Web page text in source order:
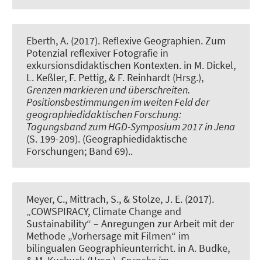
Eberth, A. (2017). Reflexive Geographien. Zum
Potenzial reflexiver Fotografie in
exkursionsdidaktischen Kontexten. in M. Dickel,
L. Keßler, F. Pettig, & F. Reinhardt (Hrsg.),
Grenzen markieren und überschreiten.
Positionsbestimmungen im weiten Feld der
geographiedidaktischen Forschung:
Tagungsband zum HGD-Symposium 2017 in Jena
(S. 199-209). (Geographiedidaktische
Forschungen; Band 69)..
Meyer, C., Mittrach, S., & Stolze, J. E. (2017).
„COWSPIRACY, Climate Change and
Sustainability“ – Anregungen zur Arbeit mit der
Methode „Vorhersage mit Filmen“ im
bilingualen Geographieunterricht. in A. Budke,